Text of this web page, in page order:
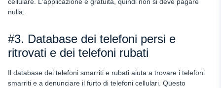
nulla.
#3. Database dei telefoni persi e
ritrovati e dei telefoni rubati
Il database dei telefoni smarriti e rubati aiuta a trovare i telefoni
smarriti e a denunciare il furto di telefoni cellulari. Questo